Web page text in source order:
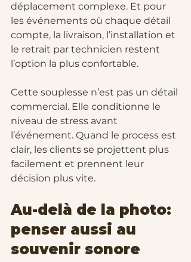
déplacement complexe. Et pour
les événements où chaque détail
compte, la livraison, l’installation et
le retrait par technicien restent
l’option la plus confortable.
Cette souplesse n’est pas un détail
commercial. Elle conditionne le
niveau de stress avant
l’événement. Quand le process est
clair, les clients se projettent plus
facilement et prennent leur
décision plus vite.
Au-delà de la photo:
penser aussi au
souvenir sonore